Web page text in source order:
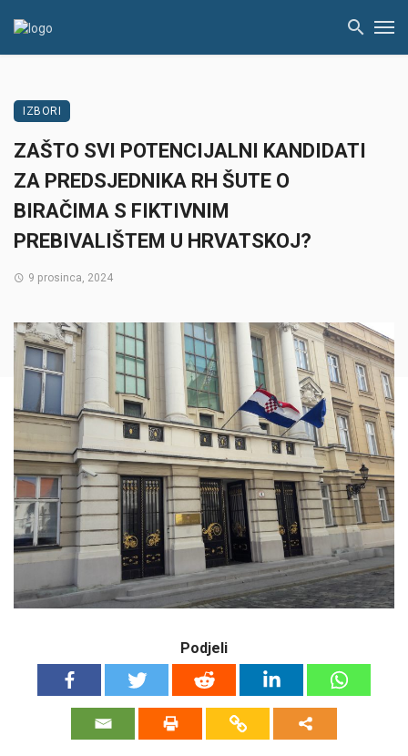
IZBORI
ZAŠTO SVI POTENCIJALNI KANDIDATI
ZA PREDSJEDNIKA RH ŠUTE O
BIRAČIMA S FIKTIVNIM
PREBIVALIŠTEM U HRVATSKOJ?
9 prosinca, 2024
Podjeli